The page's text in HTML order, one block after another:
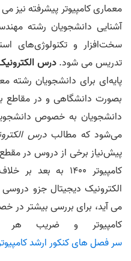
معماری کامپیوتر پیشرفته نیز
آشنایی دانشجویان رشته
سخت‌افزار و تکنولوژی‌های
تدریس می شود.درس
پایه‌ای برای دانشجویان رشته
بصورت دانشگاهی و در مقاطع
دانشجویان به خصوص
می‌شود که مطالبدرس
پیش‌نیاز برخی از دروس در
الکترونیک دیجیتال جزو
می آید، برای بررسی بیشتر در
کامپیوتر و ضریب
سر فصل های کنکور ارشد